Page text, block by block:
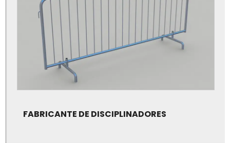
Fabricante de tenda carpinha
Fabricante de tenda piramidal
Fabricante de tenda sanfonada
Fabricante de tendas carpa
FABRICANTE DE DISCIPLINADORES